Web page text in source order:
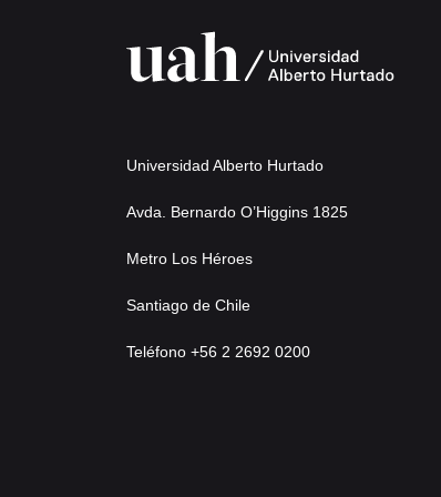
Universidad Alberto Hurtado
Avda. Bernardo O’Higgins 1825
Metro Los Héroes
Santiago de Chile
Teléfono +56 2 2692 0200